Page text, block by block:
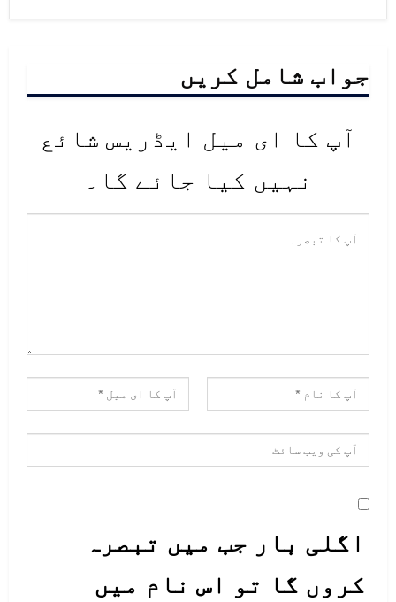
جواب شامل کریں
آپ کا ای میل ایڈریس شائع
نہیں کیا جائے گا۔
اگلی بار جب میں تبصرہ
کروں گا تو اس نام میں